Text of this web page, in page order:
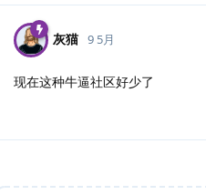
灰猫 9 5月
现在这种牛逼社区好少了